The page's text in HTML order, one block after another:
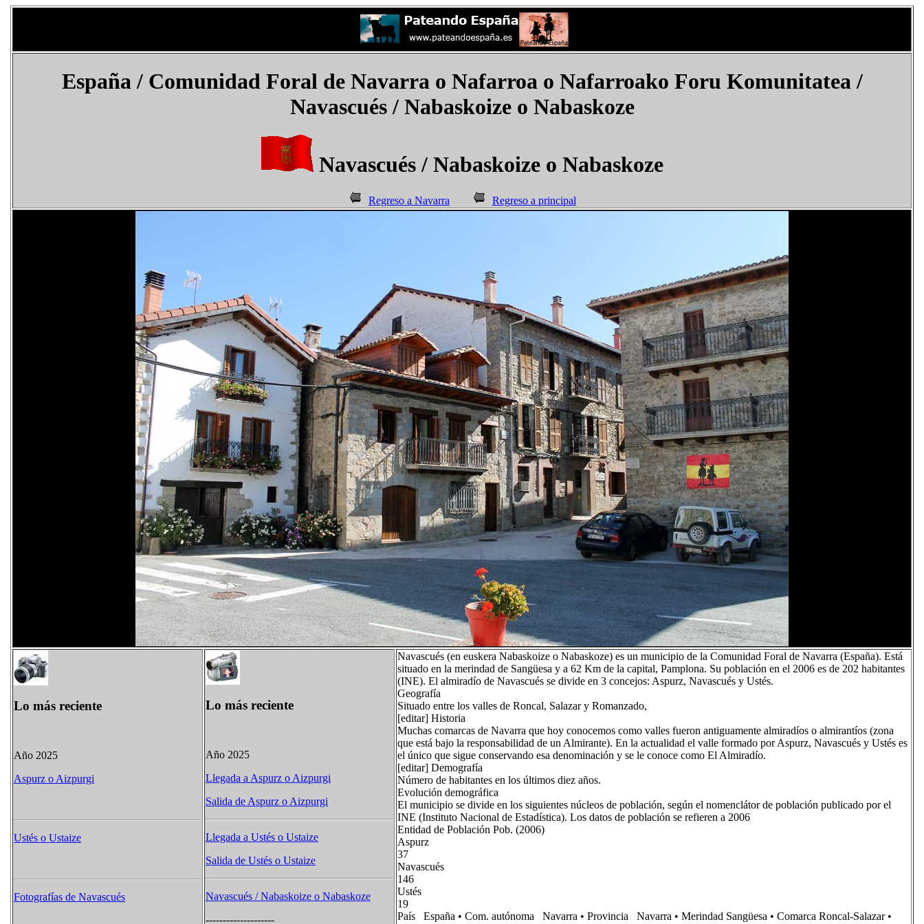
España / Comunidad Foral de Navarra o Nafarroa o Nafarroako Foru Komunitatea /
Navascués/ Nabaskoize o Nabaskoze
Navascués/ Nabaskoize o Nabaskoze
Regreso a Navarra Regreso a principal
Lo más reciente
Año 2025
Aspurz o Aizpurgi
Ustés o Ustaize
Fotografías de Navascués
Lo más reciente
Año 2025
Llegada a Aspurz o Aizpurgi
Salida de Aspurz o Aizpurgi
Llegada a Ustés o Ustaize
Salida de Ustés o Ustaize
Navascués / Nabaskoize o Nabaskoze
--------------------
Navascués (en euskera Nabaskoize o Nabaskoze) es un municipio de la Comunidad Foral de Navarra (España). Está
situado en la merindad de Sangüesa y a 62 Km de la capital, Pamplona. Su población en el 2006 es de 202 habitantes
(INE). El almiradío de Navascués se divide en 3 concejos: Aspurz, Navascués y Ustés.
Geografía
Situado entre los valles de Roncal, Salazar y Romanzado,
[editar] Historia
Muchas comarcas de Navarra que hoy conocemos como valles fueron antiguamente almiradíos o almirantíos (zona
que está bajo la responsabilidad de un Almirante). En la actualidad el valle formado por Aspurz, Navascués y Ustés es
el único que sigue conservando esa denominación y se le conoce como El Almiradío.
[editar] Demografía
Número de habitantes en los últimos diez años.
Evolución demográfica
El municipio se divide en los siguientes núcleos de población, según el nomenclátor de población publicado por el
INE (Instituto Nacional de Estadística). Los datos de población se refieren a 2006
Entidad de Población Pob. (2006)
Aspurz
37
Navascués
146
Ustés
19
País España • Com. autónoma Navarra • Provincia Navarra • Merindad Sangüesa • Comarca Roncal-Salazar •